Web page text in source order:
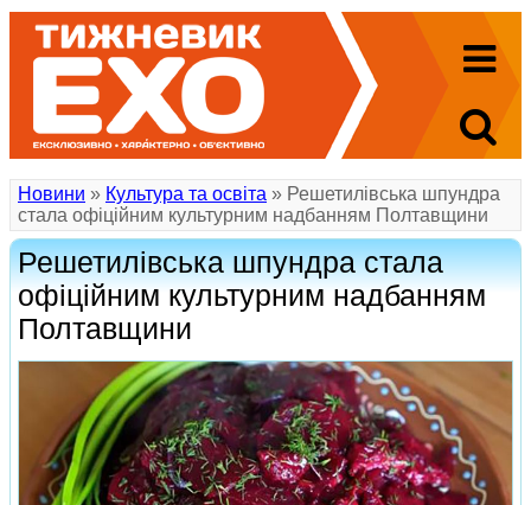
Новини » Культура та освіта » Решетилівська шпундра
стала офіційним культурним надбанням Полтавщини
Решетилівська шпундра стала
офіційним культурним надбанням
Полтавщини